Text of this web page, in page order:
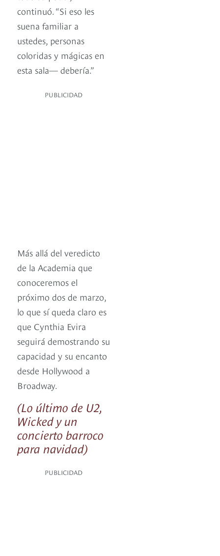
continuó. “Si eso les
suena familiar a
ustedes, personas
coloridas y mágicas en
esta sala— debería.”
PUBLICIDAD
Más allá del veredicto
de la Academia que
conoceremos el
próximo dos de marzo,
lo que sí queda claro es
que Cynthia Evira
seguirá demostrando su
capacidad y su encanto
desde Hollywood a
Broadway.
(Lo último de U2,
Wicked y un
concierto barroco
para navidad)
PUBLICIDAD